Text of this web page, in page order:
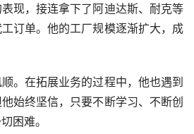
现，接连拿下了阿迪达斯、耐克等
订单。他的工厂规模逐渐扩大，成
。在拓展业务的过程中，他也遇到
始终坚信，只要不断学习、不断创
困难。